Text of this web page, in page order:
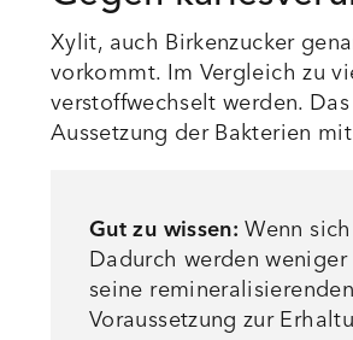
Xylit, auch Birkenzucker
vorkommt. Im Vergleich zu
verstoffwechselt werden.
Aussetzung der Bakterien
Gut zu wissen:Wenn
Dadurch werden
seine
Voraussetzung zur